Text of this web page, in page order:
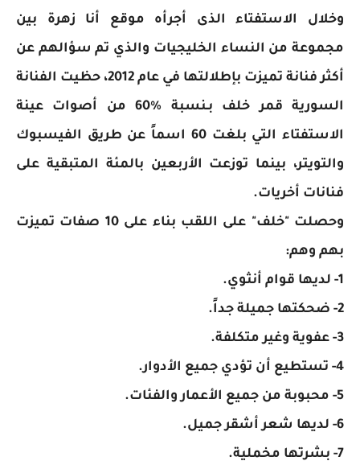
وخلال الاستفتاء الذى أجرأه موقع أنا زهرة بين
مجموعة من النساء الخليجيات والذي تم سؤالهم عن
أكثر فنانة تميزت بإطلالتها في عام 2012، حظيت الفنانة
السورية قمر خلف بـنسبة %60 من أصوات عينة
الاستفتاء التي بلغت 60 اسماً عن طريق الفيسبوك
والتويتر، بينما توزعت الأربعين بالمئة المتبقية على
فنانات أخريات.
وحصلت "خلف" على اللقب بناء على 10 صفات تميزت
بهم وهم:
1- لديها قوام أنثوي.
2- ضحكتها جميلة جداً.
3- عفوية وغير متكلفة.
4- تستطيع أن تؤدي جميع الأدوار.
5- محبوبة من جميع الأعمار والفئات.
6- لديها شعر أشقر جميل.
7- بشرتها مخملية.